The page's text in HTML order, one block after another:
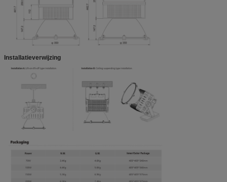
Installatieverwijzing